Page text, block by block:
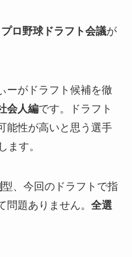
プロ野球ドラフト会議が
ーがドラフト候補を徹
会人編です。ドラフト
能性が高いと思う選手
ます。
型、今回のドラフトで指
題ありません。 全選